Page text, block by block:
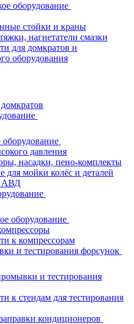
оборудование
стойки и краны
нагнетатели смазки
для домкратов и
оборудования
давления
насадки, пено-комплекты
для мойки колёс и деталей
АВД
оборудование
к компрессорам
и тестирования форсунок
и тестирования
к стендам для тестирования
кондиционеров